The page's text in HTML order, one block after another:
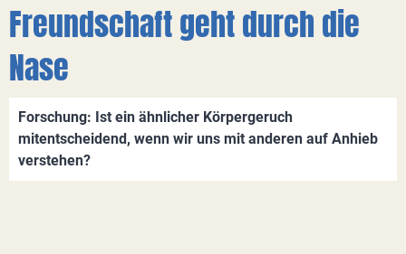
Freundschaft geht durch die
Nase
Forschung: Ist ein ähnlicher Körpergeruch
mitentscheidend, wenn wir uns mit anderen auf Anhieb
verstehen?